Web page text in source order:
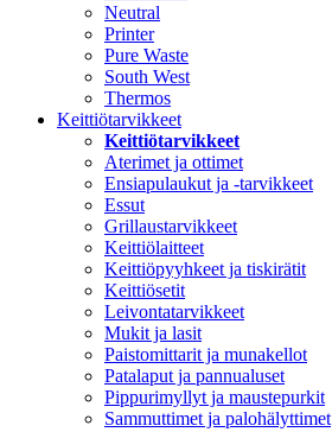
Neutral
Printer
Pure Waste
South West
Thermos
Keittiötarvikkeet
Keittiötarvikkeet
Aterimet ja ottimet
Ensiapulaukut ja -tarvikkeet
Essut
Grillaustarvikkeet
Keittiölaitteet
Keittiöpyyhkeet ja tiskirätit
Keittiösetit
Leivontatarvikkeet
Mukit ja lasit
Paistomittarit ja munakellot
Patalaput ja pannualuset
Pippurimyllyt ja maustepurkit
Sammuttimet ja palohälyttimet